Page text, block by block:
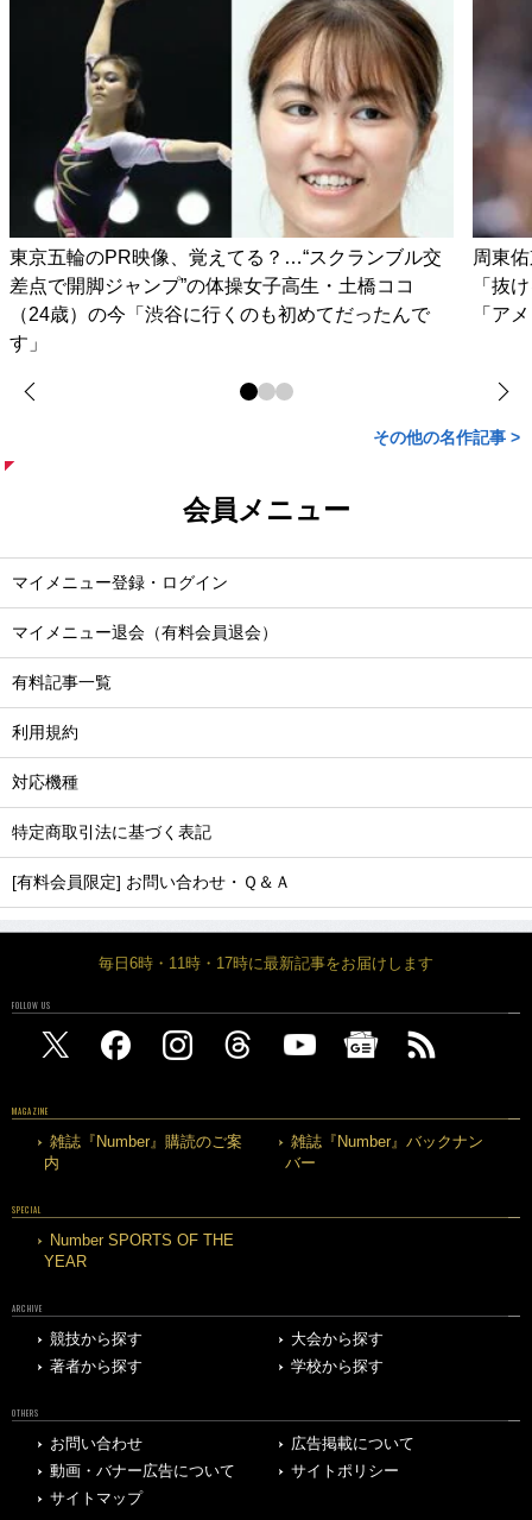
東京五輪のPR映像、覚えてる？…“スクランブル交
差点で開脚ジャンプ”の体操女子高生・土橋ココ
（24歳）の今「渋谷に行くのも初めてだったんで
す」
周東
「抜
「ア
その他の名作記事 >
会員メニュー
マイメニュー登録・ログイン
マイメニュー退会（有料会員退会）
有料記事一覧
利用規約
対応機種
特定商取引法に基づく表記
[有料会員限定] お問い合わせ・Ｑ＆Ａ
毎日6時・11時・17時に最新記事をお届けします
FOLLOW US
MAGAZINE
雑誌『Number』購読のご案
内
雑誌『Number』バックナン
バー
SPECIAL
Number SPORTS OF THE
YEAR
ARCHIVE
競技から探す
大会から探す
著者から探す
学校から探す
OTHERS
お問い合わせ
広告掲載について
動画・バナー広告について
サイトポリシー
サイトマップ